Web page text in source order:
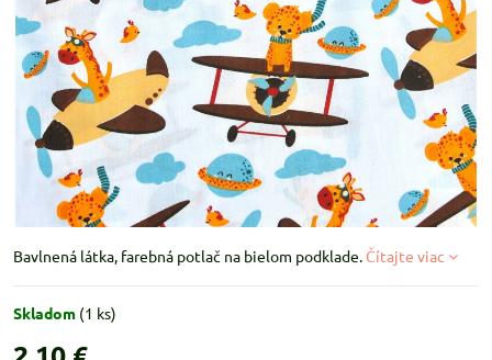
Bavlnená látka, farebná potlač na bielom podklade. Čítajte viac
Skladom (1 ks)